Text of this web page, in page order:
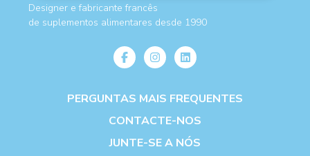
Designer e fabricante francês
de suplementos alimentares desde 1990
PERGUNTAS MAIS FREQUENTES
CONTACTE-NOS
JUNTE-SE A NÓS